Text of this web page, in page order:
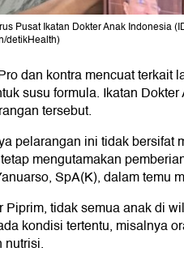
Pusat Ikatan Dokter Anak Indonesia
detikHealth)
dan kontra mencuat terkait
susu formula. Ikatan
tersebut.
pelarangan ini tidak bersifat
mengutamakan
SpA(K), dalam temu
Piprim, tidak semua anak di
kondisi tertentu, misalnya
nutrisi.